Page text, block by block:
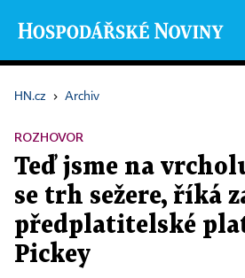
HN.cz › Archiv
ROZHOVOR
Teď jsme na
se trh sežere, říká
předplatitelské
Pickey